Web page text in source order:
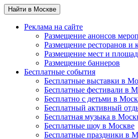
Найти в Москве
Реклама на сайте
Размещение анонсов
Размещение ресторанов и
Размещение мест и
Размещение баннеров
Бесплатные события
Бесплатные выставки в
Бесплатные фестивали в
Бесплатно с детьми в
Бесплатный активный
Бесплатная музыка в
Бесплатные шоу в Москве
Бесплатные праздники в